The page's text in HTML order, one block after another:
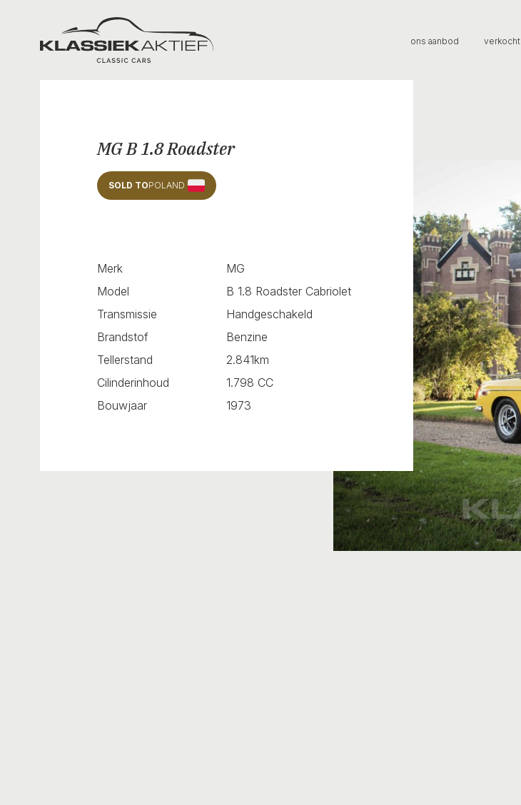
Klassiek Aktief
ons aanbod verkocht
MG B 1.8 Roadster
SOLD TOPOLAND
Merk
MG
Model
B 1.8 Roadster Cabriolet
Transmissie
Handgeschakeld
Brandstof
Benzine
Tellerstand
2.841km
Cilinderinhoud
1.798 CC
Bouwjaar
1973